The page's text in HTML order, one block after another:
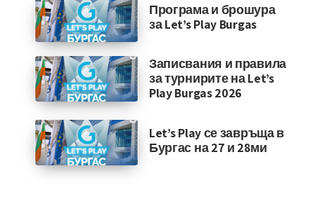
Програма и брошура
за Let’s Play Burgas
Записвания и правила
за турнирите на Let’s
Play Burgas 2026
Let’s Play се завръща в
Бургас на 27 и 28ми